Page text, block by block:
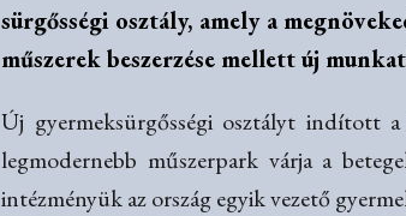
sürgősségi osztály, amely a
műszerek beszerzése mellett új
Új gyermeksürgősségi osztályt indított
legmodernebb műszerpark várja a
intézményük az ország egyik vezető